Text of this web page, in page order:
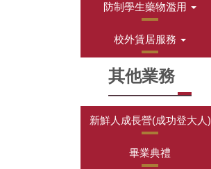
防制學生藥物濫用
校外賃居服務
其他業務
新鮮人成長營(成功登大人)
畢業典禮